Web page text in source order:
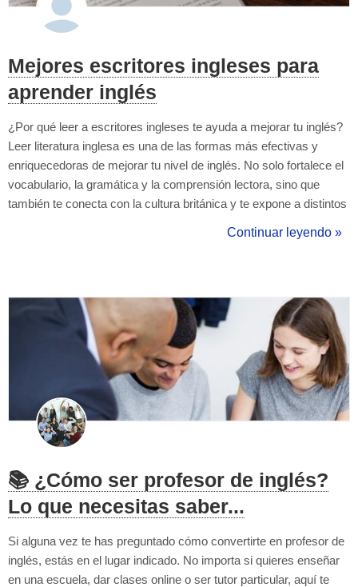
Mejores escritores ingleses para
aprender inglés
¿Por qué leer a escritores ingleses te ayuda a mejorar tu inglés?
Leer literatura inglesa es una de las formas más efectivas y
enriquecedoras de mejorar tu nivel de inglés. No solo fortalece el
vocabulario, la gramática y la comprensión lectora, sino que
también te conecta con la cultura británica y te expone a distintos
idioma real, con expresiones idiomáticas, estructuras aut...
Continuar leyendo »
📚 ¿Cómo ser profesor de inglés?
Lo que necesitas saber...
Si alguna vez te has preguntado cómo convertirte en profesor de
inglés, estás en el lugar indicado. No importa si quieres enseñar
en una escuela, dar clases online o ser tutor particular, aquí te